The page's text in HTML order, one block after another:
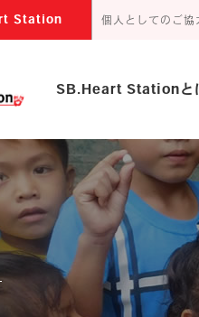
Station 個人としてのご協
SB.Heart Stationと
主な活動内容
団体の目的 団